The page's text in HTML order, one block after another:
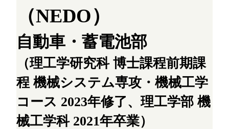
（NEDO）
自動車・蓄電池部
（理工学研究科 博士課程前期課
程 機械システム専攻・機械工学
コース 2023年修了、理工学部 機
械工学科 2021年卒業）